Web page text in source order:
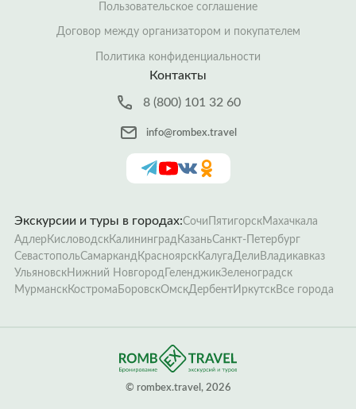
Пользовательское соглашение
Договор между организатором и покупателем
Политика конфиденциальности
Контакты
8 (800) 101 32 60
info@rombex.travel
Экскурсии и туры в городах:Сочи ПятигорскМахачкала
Адлер КисловодскКалининградКазаньСанкт-Петербург
СевастопольСамаркандКрасноярскКалугаДели Владикавказ
УльяновскНижний НовгородГеленджикЗеленоградск
МурманскКострома БоровскОмскДербентИркутскВсе города
­© rombex.travel, 2026